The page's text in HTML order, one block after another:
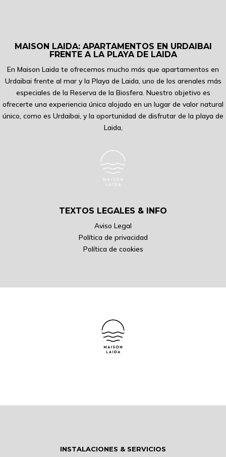
MAISON LAIDA: APARTAMENTOS EN URDAIBAI
FRENTE A LA PLAYA DE LAIDA
En Maison Laida te ofrecemos mucho más que apartamentos en
Urdaibai frente al mar y la Playa de Laida, uno de los arenales más
especiales de la Reserva de la Biosfera. Nuestro objetivo es
ofrecerte una experiencia única alojado en un lugar de valor natural
único, como es Urdaibai, y la oportunidad de disfrutar de la playa de
Laida,
TEXTOS LEGALES & INFO
Aviso Legal
Política de privacidad
Política de cookies
INSTALACIONES & SERVICIOS